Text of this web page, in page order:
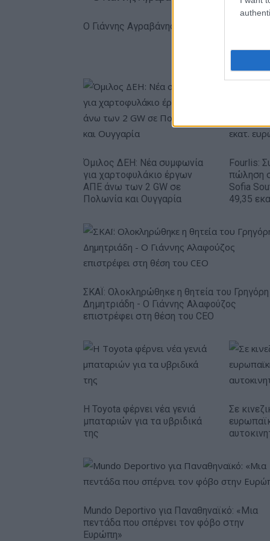
Ο Γιάννης Αγραβάνης στον Βίκο Ιωαννίνων
Όμιλος ΔΕΗ: Νέα συμφωνία
για χαρτοφυλάκιο έργων
ΑΠΕ άνω των 2 GW σε
Πολωνία και Ουγγαρία
Fourlis:
πώληση
Sofia
49,35
ΣΚΑΪ: Ολοκληρώθηκε η θητεία του Γρηγόρη
Δημητριάδη - Ο Γιάννης Αλαφούζος
επιστρέφει στη θέση του CEO
Η Toyota φέρνει νέα γενιά
μπαταριών για τα υβριδικά
της
Σε
Mundo Deportivo για Παναθηναϊκό: «Μια
πεντάδα που σπέρνει τον φόβο στην
Ευρώπη»